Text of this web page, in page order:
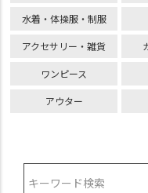
水着・体操服・制服
アクセサリー・雑貨
ワンピース
アウター